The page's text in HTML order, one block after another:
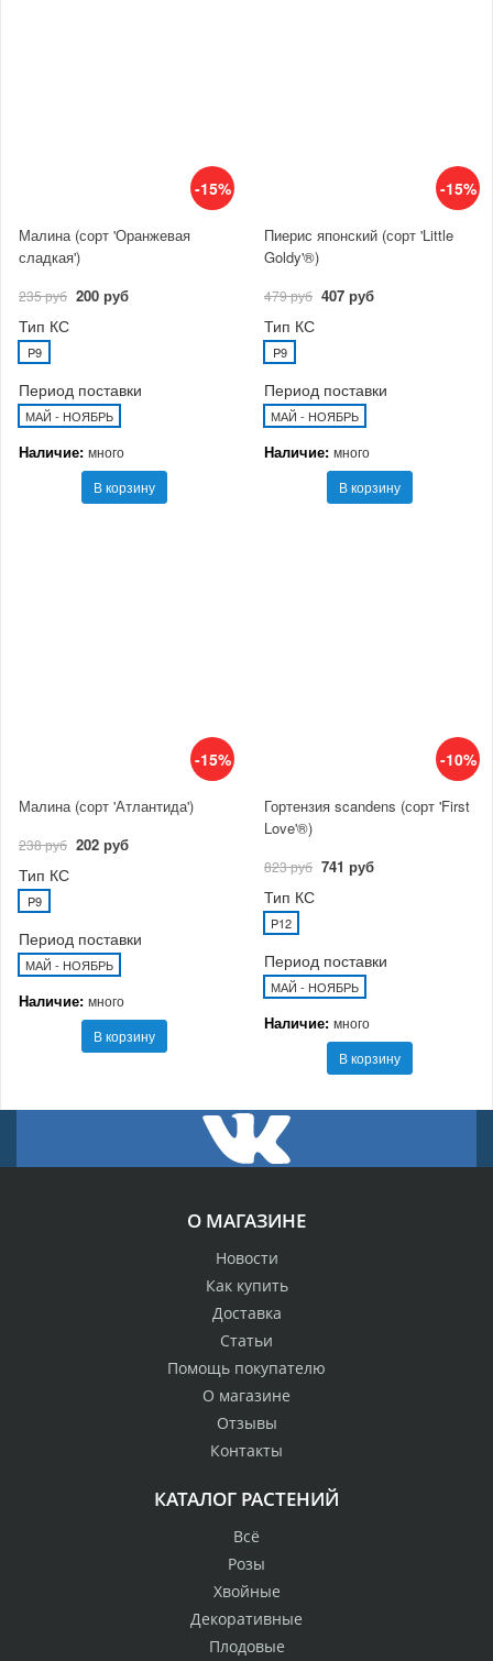
-15%
Малина (сорт 'Оранжевая
сладкая')
235 руб 200 руб
Тип КС
P9
Период поставки
МАЙ - НОЯБРЬ
Наличие: много
В корзину
-15%
Пиерис японский (сорт 'Little
Goldy'®)
479 руб 407 руб
Тип КС
P9
Период поставки
МАЙ - НОЯБРЬ
Наличие: много
В корзину
-15%
Малина (сорт 'Атлантида')
238 руб 202 руб
Тип КС
P9
Период поставки
МАЙ - НОЯБРЬ
Наличие: много
В корзину
-10%
Гортензия scandens (сорт 'First
Love'®)
823 руб 741 руб
Тип КС
P12
Период поставки
МАЙ - НОЯБРЬ
Наличие: много
В корзину
О МАГАЗИНЕ
Новости
Как купить
Доставка
Статьи
Помощь покупателю
О магазине
Отзывы
Контакты
КАТАЛОГ РАСТЕНИЙ
Всё
Розы
Хвойные
Декоративные
Плодовые